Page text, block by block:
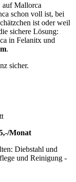
Mallorca
schon voll ist, bei
ist oder weil
sichere Lösung:
in Felanitx und
.
sicher.
Monat
Diebstahl und
und Reinigung -